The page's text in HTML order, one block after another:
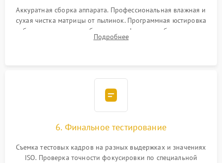
Аккуратная сборка аппарата. Профессиональная влажная и
сухая чистка матрицы от пылинок. Программная юстировка
рабочего отрезка, калибровка автофокуса, стабилизатора и
экспозамера с помощью сервисного ПО.
Подробнее
6. Финальное тестирование
Съемка тестовых кадров на разных выдержках и значениях
ISO. Проверка точности фокусировки по специальной